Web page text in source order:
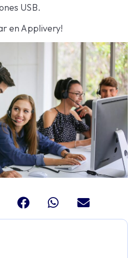
USB.
en Applivery!